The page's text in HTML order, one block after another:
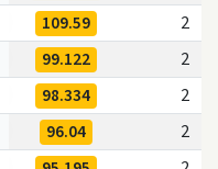
109.59
2
99.122
2
98.334
2
96.04
2